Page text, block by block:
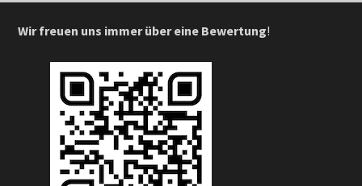
Wir freuen uns immer über eine Bewertung!